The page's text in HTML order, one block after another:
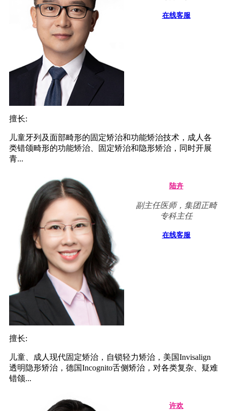
在线客服
擅长:
儿童牙列及面部畸形的固定矫治和功能矫治技术，成人各
类错颌畸形的功能矫治、固定矫治和隐形矫治，同时开展
青...
陆卉
副主任医师，集团正畸
专科主任
在线客服
擅长:
儿童、成人现代固定矫治，自锁轻力矫治，美国Invisalign
透明隐形矫治，德国Incognito舌侧矫治，对各类复杂、疑难
错颌...
许欢